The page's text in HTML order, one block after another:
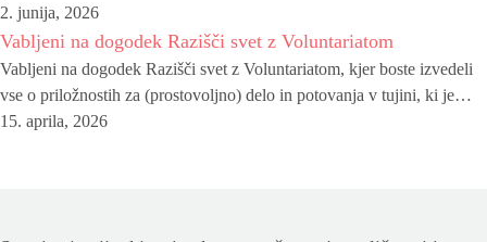
2. junija, 2026
Vabljeni na dogodek Razišči svet z Voluntariatom
Vabljeni na dogodek Razišči svet z Voluntariatom, kjer boste izvedeli
vse o priložnostih za (prostovoljno) delo in potovanja v tujini, ki je…
15. aprila, 2026